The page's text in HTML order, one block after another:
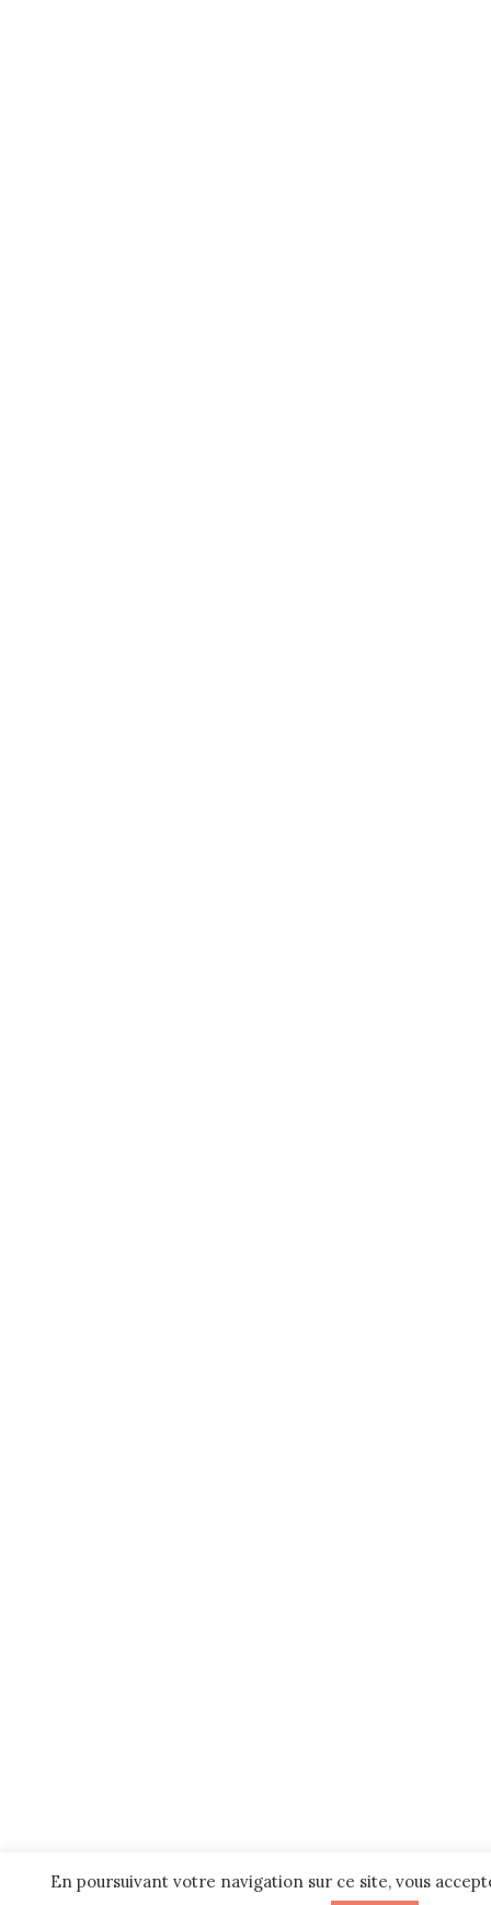
En poursuivant votre navigation sur ce site, vous